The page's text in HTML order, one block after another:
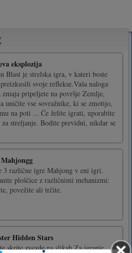
eksplozija
Blast je strelska igra, v kateri boste
svoje reflekse.Vaša naloga
zmaja pripeljete na površje Zemlje,
uničite vse sovražnike, ki se zmotijo,
na poti ... Če želite igrati, uporabite
za streljanje. Bodite previdni, nikdar se
3 različne igre Mahjong v eni igri.
ploščice z različnimi mehanizmi:
povežite ali trčite.
Hidden Stars
skrite zvezde na slikah.Za igranje